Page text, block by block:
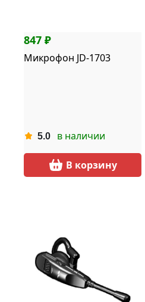
847 ₽
Микрофон JD-1703
5.0 в наличии
В корзину